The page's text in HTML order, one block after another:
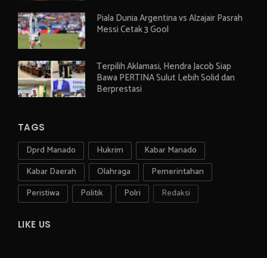
Piala Dunia Argentina vs Alzajair Pasrah
Messi Cetak 3 Gool
Terpilih Aklamasi, Hendra Jacob Siap
Bawa PERTINA Sulut Lebih Solid dan
Berprestasi
TAGS
Dprd Manado Hukrim
Kabar Manado
Kabar Daerah
Olahraga
Pemerintahan
Peristiwa
Politik Polri Redaksi
LIKE US